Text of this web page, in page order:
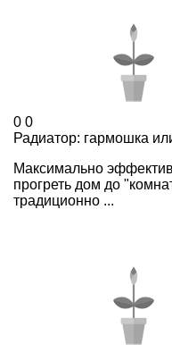
0 0
Радиатор: гармошка
Максимально
прогреть дом до
традиционно ...